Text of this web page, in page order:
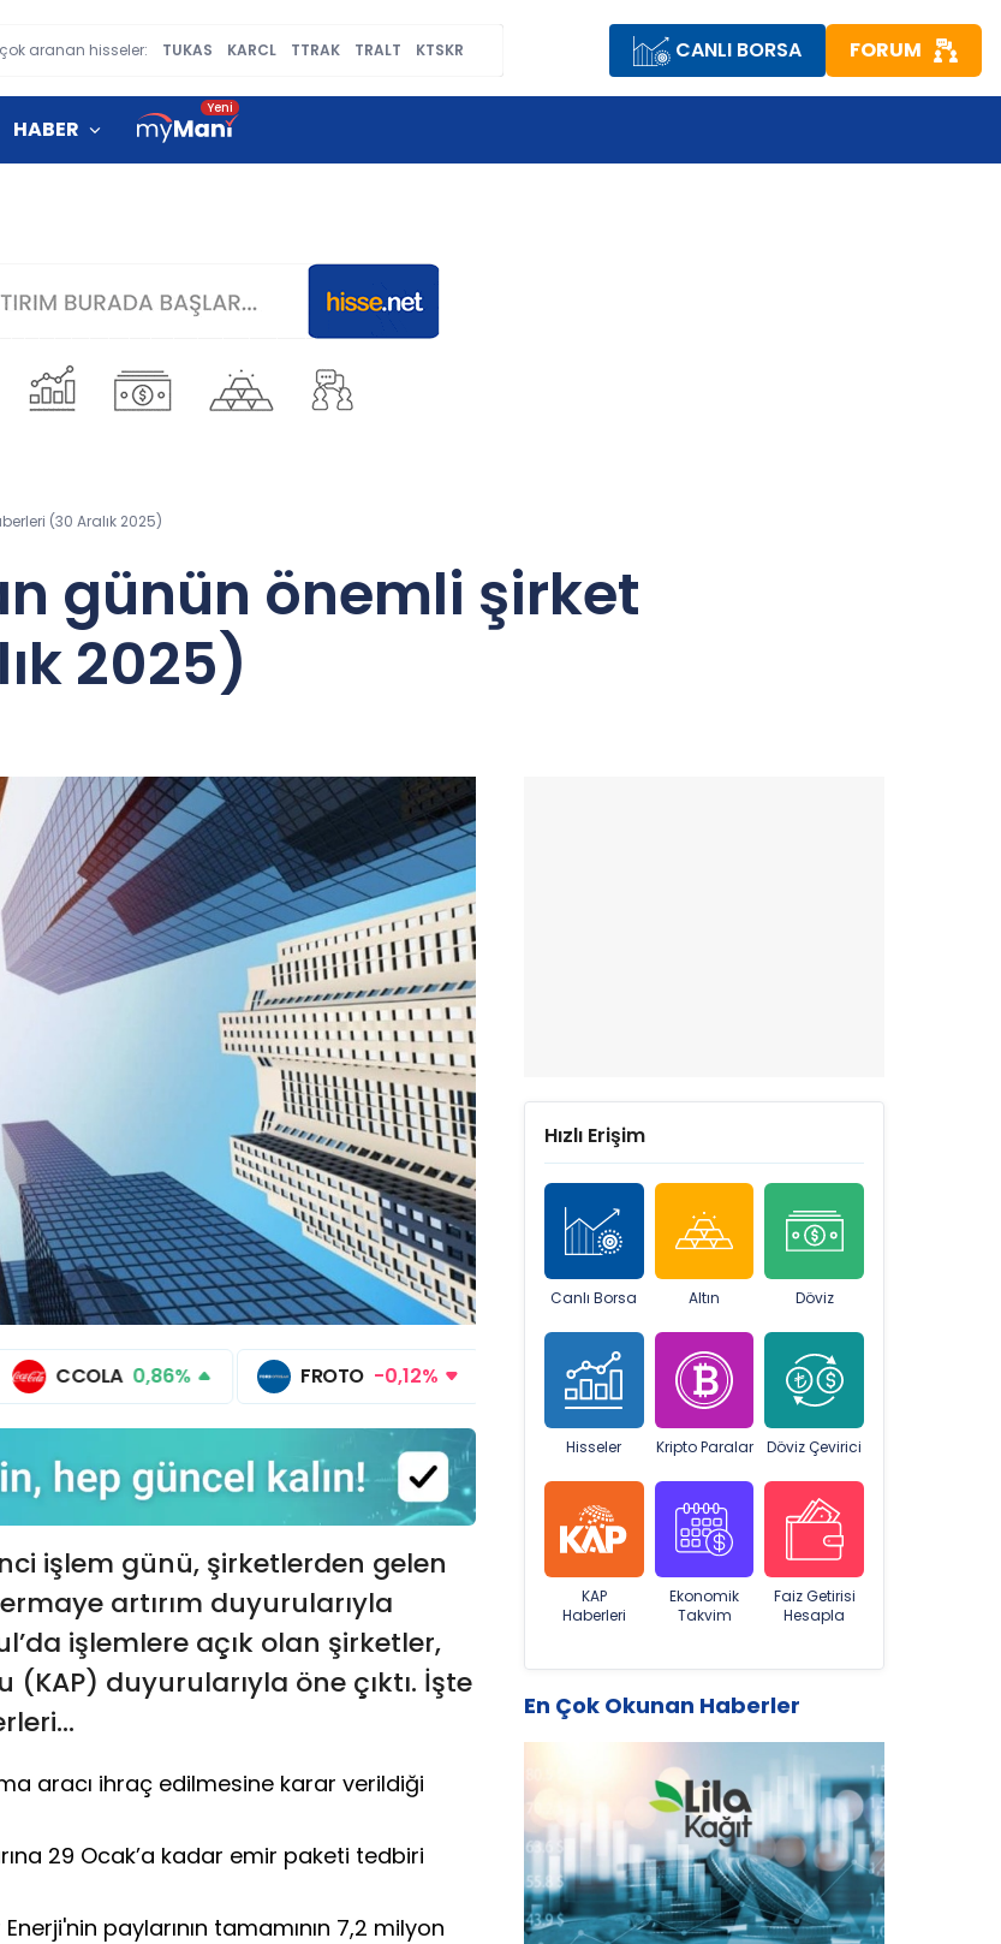
çok aranan hisseler: TUKAS KARCL TTRAK TRALT KTSKR CANLI BORSA FORUM
HABER
(30 Aralık 2025)
günün önemli şirket
2025)
CCOLA 0,86% FROTO -0,12% GESAN 2,07%
işlem günü, şirketlerden gelen
artırım duyurularıyla
işlemlere açık olan şirketler,
duyurularıyla öne çıktı. İşte
aracı ihraç edilmesine karar verildiği
29 Ocak’a kadar emir paketi tedbiri
paylarının tamamının 7,2 milyon
Hızlı Erişim
Canlı Borsa Altın Döviz
Hisseler Kripto Paralar Döviz Çevirici
KAP
Haberleri
Ekonomik
Takvim
Faiz Getirisi
Hesapla
En Çok Okunan Haberler